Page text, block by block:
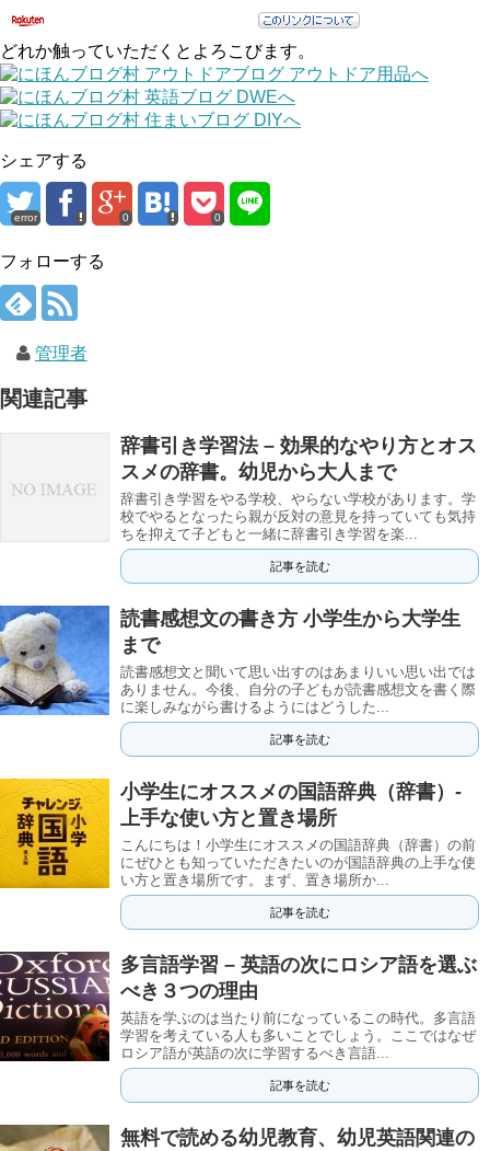
どれか触っていただくとよろこびます。
シェアする
error 0 0
フォローする
管理者
関連記事
辞書引き学習法 – 効果的なやり方とオス
スメの辞書。幼児から大人まで
辞書引き学習をやる学校、やらない学校があります。学
校でやるとなったら親が反対の意見を持っていても気持
ちを抑えて子どもと一緒に辞書引き学習を楽...
記事を読む
読書感想文の書き方 小学生から大学生
まで
読書感想文と聞いて思い出すのはあまりいい思い出では
ありません。今後、自分の子どもが読書感想文を書く際
に楽しみながら書けるようにはどうした...
記事を読む
小学生にオススメの国語辞典（辞書）-
上手な使い方と置き場所
こんにちは！小学生にオススメの国語辞典（辞書）の前
にぜひとも知っていただきたいのが国語辞典の上手な使
い方と置き場所です。まず、置き場所か...
記事を読む
多言語学習 – 英語の次にロシア語を選ぶ
べき３つの理由
英語を学ぶのは当たり前になっているこの時代。多言語
学習を考えている人も多いことでしょう。ここではなぜ
ロシア語が英語の次に学習するべき言語...
記事を読む
無料で読める幼児教育、幼児英語関連の